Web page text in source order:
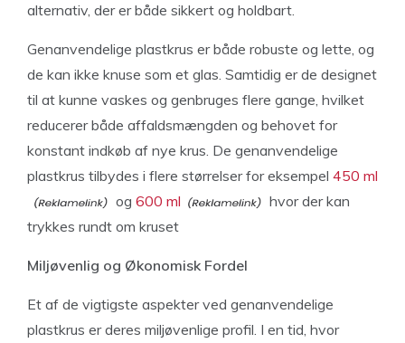
alternativ, der er både sikkert og holdbart.
Genanvendelige plastkrus er både robuste og lette, og
de kan ikke knuse som et glas. Samtidig er de designet
til at kunne vaskes og genbruges flere gange, hvilket
reducerer både affaldsmængden og behovet for
konstant indkøb af nye krus. De genanvendelige
plastkrus tilbydes i flere størrelser for eksempel 450 ml
og 600 ml
hvor der kan
trykkes rundt om kruset
Miljøvenlig og Økonomisk Fordel
Et af de vigtigste aspekter ved genanvendelige
plastkrus er deres miljøvenlige profil. I en tid, hvor